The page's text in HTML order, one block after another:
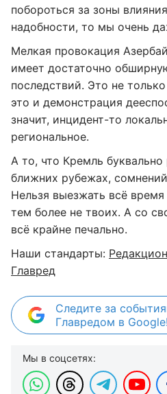
побороться за зоны
надобности, то мы очень
Мелкая провокация
имеет достаточно
последствий. Это не
это и демонстрация
значит, инцидент-то
региональное.
А то, что Кремль буквально
ближних рубежах,
Нельзя выезжать всё
тем более не твоих. А со
всё крайне печально.
Наши стандарты:
Главред
Следите за
Главредом в Google!
Мы в соцсетях: